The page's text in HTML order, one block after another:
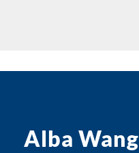
Alba Wang